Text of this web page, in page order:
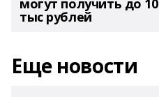
могут получить до 10
тыс рублей
Еще новости